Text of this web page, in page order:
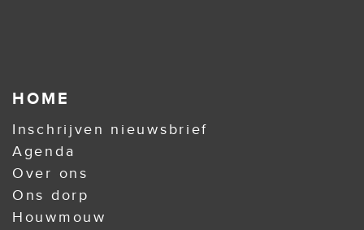
HOME
Inschrijven nieuwsbrief
Agenda
Over ons
Ons dorp
Houwmouw